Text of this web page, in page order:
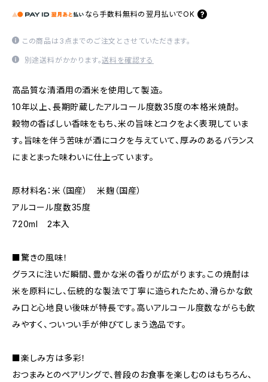
なら 手数料無料の 翌月払いでOK
この商品は3点までのご注文とさせていただきます。
別途送料がかかります。送料を確認する
高品質な清酒用の酒米を使用して製造。
10年以上、長期貯蔵したアルコール度数35度の本格米焼酎。
穀物の香ばしい香味をもち、米の旨味とコクをよく表現していま
す。旨味を伴う苦味が酒にコクを与えていて、厚みのあるバランス
にまとまった味わいに仕上っています。
原材料名：米（国産） 米麹（国産）
アルコール度数35度
720ml 2本入
■驚きの風味！
グラスに注いだ瞬間、豊かな米の香りが広がります。この焼酎は
米を原料にし、伝統的な製法で丁寧に造られたため、滑らかな飲
み口と心地良い後味が特長です。高いアルコール度数ながらも飲
みやすく、ついつい手が伸びてしまう逸品です。
■楽しみ方は多彩！
おつまみとのペアリングで、普段のお食事を楽しむのはもちろん、